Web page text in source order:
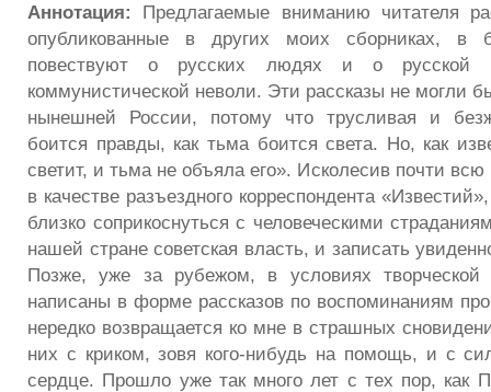
Аннотация: Предлагаемые вниманию читателя
опубликованные в других моих сборниках, в
повествуют о русских людях и о русской
коммунистической неволи. Эти рассказы не могли
нынешней России, потому что трусливая и
боится правды, как тьма боится света. Но, как
светит, и тьма не объяла его». Исколесив почти
в качестве разъездного корреспондента
близко соприкоснуться с человеческими
нашей стране советская власть, и записать
Позже, уже за рубежом, в условиях
написаны в форме рассказов по воспоминаниям
нередко возвращается ко мне в страшных
них с криком, зовя кого-нибудь на помощь, и с
сердце. Прошло уже так много лет с тех пор, как